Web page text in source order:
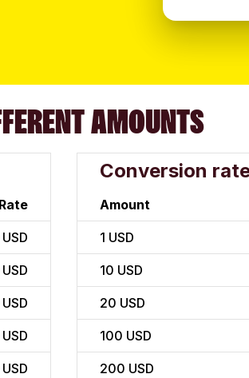
AMOUNTS
Rate
Conversion
Amount
1 USD
10 USD
20 USD
100 USD
200 USD